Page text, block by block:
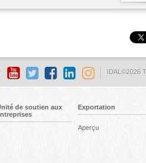
IDAL©2026
de soutien aux
Exportation
Aperçu